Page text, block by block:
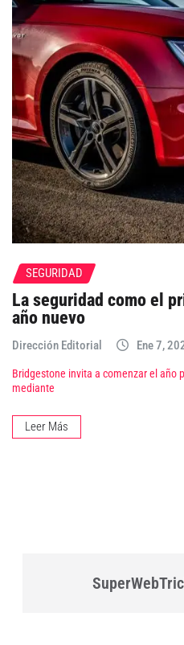
SEGURIDAD
La seguridad como el
año nuevo
Dirección Editorial Ene 7,
Bridgestone invita a comenzar el año
mediante
Leer Más